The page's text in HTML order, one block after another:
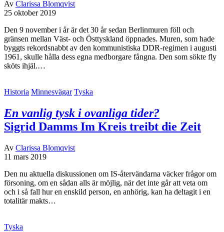
Av Clarissa Blomqvist
25 oktober 2019
Den 9 november i år är det 30 år sedan Berlinmuren föll och
gränsen mellan Väst- och Östtyskland öppnades. Muren, som hade
byggts rekordsnabbt av den kommunistiska DDR-regimen i augusti
1961, skulle hålla dess egna medborgare fångna. Den som sökte fly
sköts ihjäl.…
Historia Minnesvägar Tyska
En vanlig tysk i ovanliga tider?
Sigrid Damms Im Kreis treibt die Zeit
Av Clarissa Blomqvist
11 mars 2019
Den nu aktuella diskussionen om IS-återvändarna väcker frågor om
försoning, om en sådan alls är möjlig, när det inte går att veta om
och i så fall hur en enskild person, en anhörig, kan ha deltagit i en
totalitär makts…
Tyska